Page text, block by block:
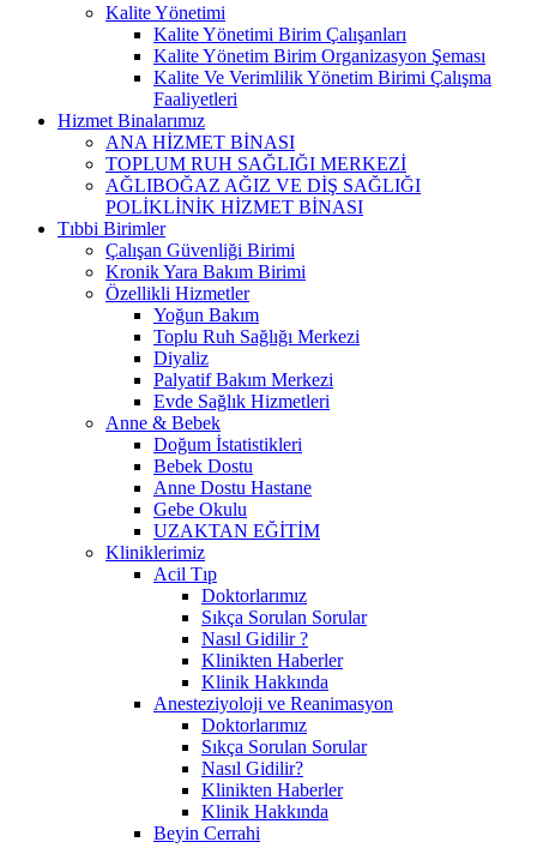
Kalite Yönetimi
Kalite Yönetimi Birim Çalışanları
Kalite Yönetim Birim Organizasyon Şeması
Kalite Ve Verimlilik Yönetim Birimi Çalışma
Faaliyetleri
Hizmet Binalarımız
ANA HİZMET BİNASI
TOPLUM RUH SAĞLIĞI MERKEZİ
AĞLIBOĞAZ AĞIZ VE DİŞ SAĞLIĞI
POLİKLİNİK HİZMET BİNASI
Tıbbi Birimler
Çalışan Güvenliği Birimi
Kronik Yara Bakım Birimi
Özellikli Hizmetler
Yoğun Bakım
Toplu Ruh Sağlığı Merkezi
Diyaliz
Palyatif Bakım Merkezi
Evde Sağlık Hizmetleri
Anne & Bebek
Doğum İstatistikleri
Bebek Dostu
Anne Dostu Hastane
Gebe Okulu
UZAKTAN EĞİTİM
Kliniklerimiz
Acil Tıp
Doktorlarımız
Sıkça Sorulan Sorular
Nasıl Gidilir ?
Klinikten Haberler
Klinik Hakkında
Anesteziyoloji ve Reanimasyon
Doktorlarımız
Sıkça Sorulan Sorular
Nasıl Gidilir?
Klinikten Haberler
Klinik Hakkında
Beyin Cerrahi